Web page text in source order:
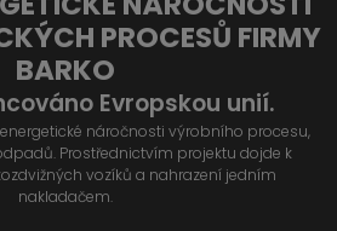
PROCESŮ FIRMY
BARKO
Evropskou unií.
náročnosti výrobního procesu,
Prostřednictvím projektu dojde k
vozíků a nahrazení jedním
nakladačem.